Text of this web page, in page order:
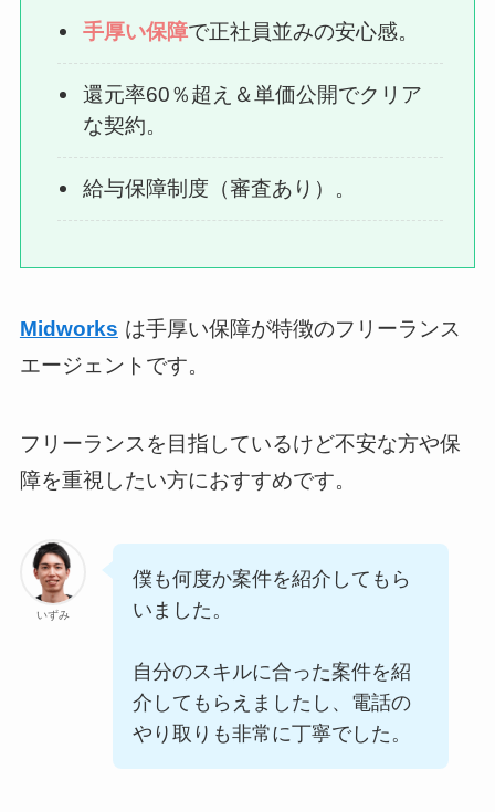
手厚い保障で正社員並みの安心感。
還元率60％超え＆単価公開でクリア
な契約。
給与保障制度（審査あり）。
Midworks は手厚い保障が特徴のフリーランス
エージェントです。
フリーランスを目指しているけど不安な方や保
障を重視したい方におすすめです。
いずみ
僕も何度か案件を紹介してもら
いました。
自分のスキルに合った案件を紹
介してもらえましたし、電話の
やり取りも非常に丁寧でした。